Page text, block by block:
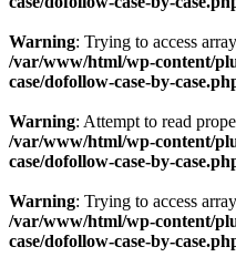
Warning: Trying to access
/var/www/html/wp-content/
case/dofollow-case-by-
Warning: Attempt to read
/var/www/html/wp-content/
case/dofollow-case-by-
Warning: Trying to access
/var/www/html/wp-content/
case/dofollow-case-by-